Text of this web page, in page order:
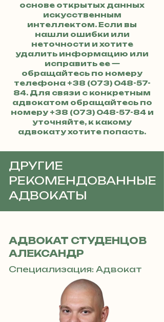
основе открытых данных
искусственным
интеллектом. Если вы
нашли ошибки или
неточности и хотите
удалить информацию или
исправить ее —
обращайтесь по номеру
телефона +38 (073) 048-57-
84. Для связи с конкретным
адвокатом обращайтесь по
номеру +38 (073) 048-57-84и
уточняйте, к какому
адвокату хотите попасть.
ДРУГИЕ
РЕКОМЕНДОВАННЫЕ
АДВОКАТЫ
АДВОКАТ СТУДЕНЦОВ
АЛЕКСАНДР
Специализация: Адвокат